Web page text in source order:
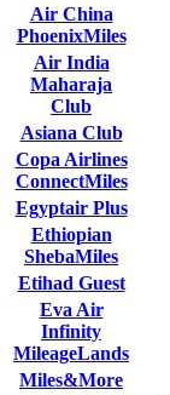
Air China
PhoenixMiles
Air India
Maharaja
Club
Asiana Club
Copa Airlines
ConnectMiles
Egyptair Plus
Ethiopian
ShebaMiles
Etihad Guest
Eva Air
Infinity
MileageLands
Miles&More